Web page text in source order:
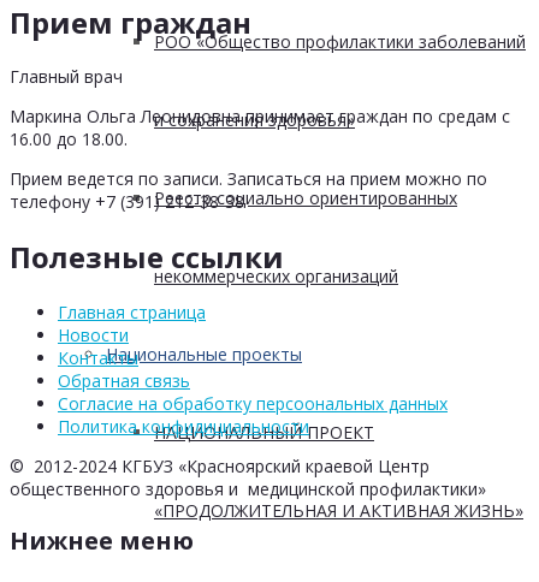
РОО «Общество профилактики заболеваний
и сохранения здоровья»
Реестр социально ориентированных
некоммерческих организаций
Национальные проекты
НАЦИОНАЛЬНЫЙ ПРОЕКТ
«ПРОДОЛЖИТЕЛЬНАЯ И АКТИВНАЯ ЖИЗНЬ»
Прием граждан
Главный врач
Маркина Ольга Леонидовна принимает граждан по средам с
16.00 до 18.00.
Прием ведется по записи. Записаться на прием можно по
телефону +7 (391) 212-38-38
Полезные ссылки
Главная страница
Новости
Контакты
Обратная связь
Согласие на обработку персоональных данных
Политика конфидициальности
© 2012-2024 КГБУЗ «Красноярский краевой Центр
общественного здоровья и медицинской профилактики»
Нижнее меню